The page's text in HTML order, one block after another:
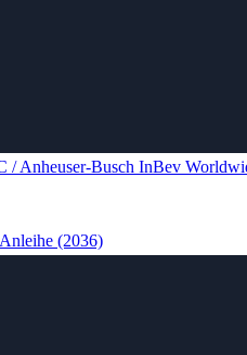
/ Anheuser-Busch InBev
(2036)